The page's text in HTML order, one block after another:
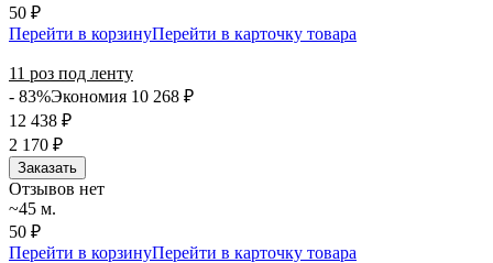
50 ₽
Перейти в корзинуПерейти в карточку товара
11 роз под ленту
- 83%Экономия 10 268 ₽
12 438 ₽
2 170 ₽
Заказать
Отзывов нет
~45 м.
50 ₽
Перейти в корзинуПерейти в карточку товара